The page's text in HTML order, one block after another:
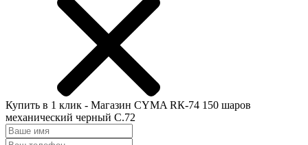
Купить в 1 клик - Магазин CYMA RК-74 150 шаров
механический черный C.72